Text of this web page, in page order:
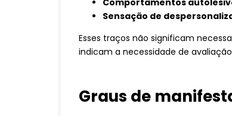
Comportamentos
Sensação de
Esses traços não significam
indicam a necessidade de
Graus de